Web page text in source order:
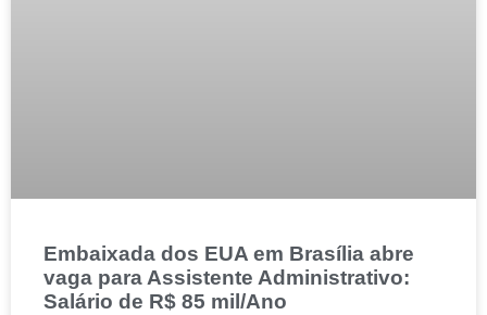
Embaixada dos EUA em Brasília abre
vaga para Assistente Administrativo:
Salário de R$ 85 mil/Ano